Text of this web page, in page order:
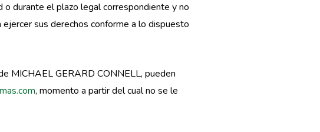
durante el plazo legal correspondiente y no
sus derechos conforme a lo dispuesto
MICHAEL GERARD CONNELL, pueden
, momento a partir del cual no se le